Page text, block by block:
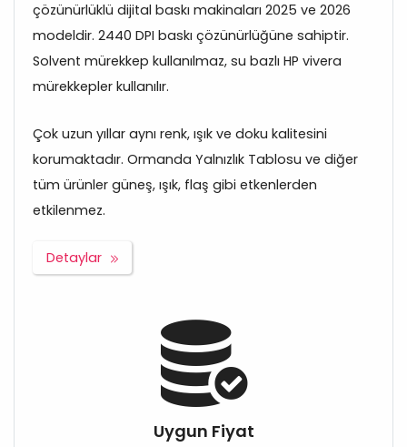
çözünürlüklü dijital baskı makinaları 2025 ve 2026
modeldir. 2440 DPI baskı çözünürlüğüne sahiptir.
Solvent mürekkep kullanılmaz, su bazlı HP vivera
mürekkepler kullanılır.
Çok uzun yıllar aynı renk, ışık ve doku kalitesini
korumaktadır. Ormanda Yalnızlık Tablosu ve diğer
tüm ürünler güneş, ışık, flaş gibi etkenlerden
etkilenmez.
Detaylar
Uygun Fiyat